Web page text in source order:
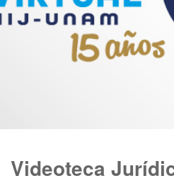
Videoteca